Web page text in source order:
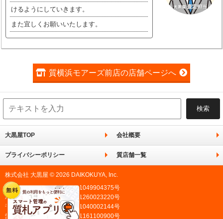
けるようにしていきます。
また宜しくお願いいたします。
質横浜モアーズ前店の店舗ページへ
大黒屋TOP 会社概要
プライバシーポリシー 質店舗一覧
株式会社 大黒屋 © 2026 DAIKOKUYA, Inc.
東京都公安委員会許可 第301049904375号
埼玉県公安委員会許可 第431260023220号
千葉県公安委員会許可 第441040002144号
愛知県公安委員会許可 第541161100900号